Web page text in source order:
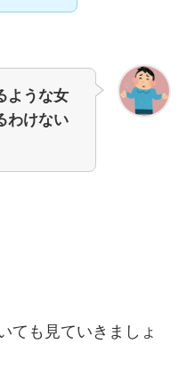
ような女
わけない
ても見ていきましょ